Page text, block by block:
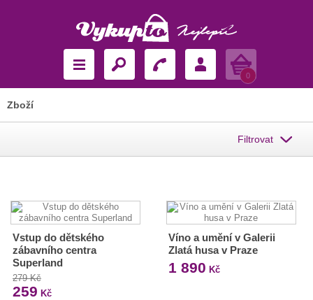
Košík
0
Zboží
Filtrovat
Vstup do dětského
zábavního centra
Superland
279 Kč
259 Kč
Víno a umění v Galerii
Zlatá husa v Praze
1 890 Kč